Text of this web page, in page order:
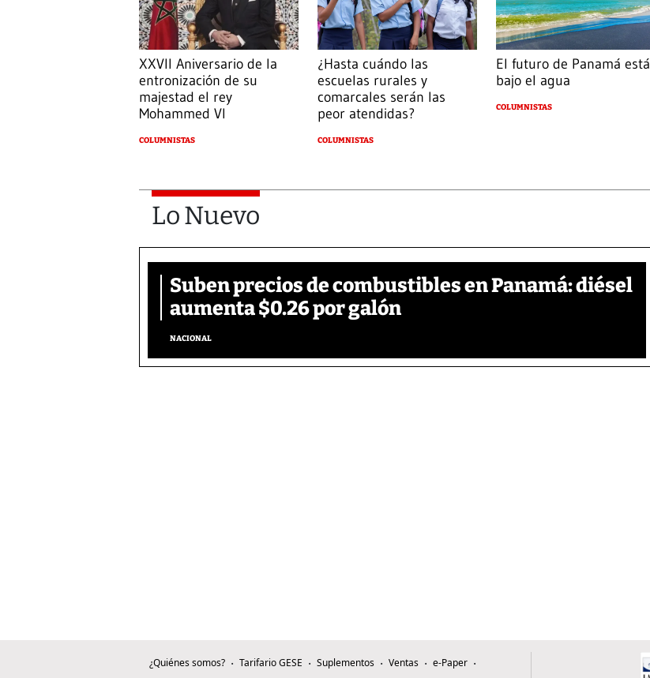
XXVII Aniversario de la
entronización de su
majestad el rey
Mohammed VI
COLUMNISTAS
¿Hasta cuándo las
escuelas rurales y
comarcales serán las
peor atendidas?
COLUMNISTAS
El futuro de Panamá está
bajo el agua
COLUMNISTAS
Lo Nuevo
Suben precios de combustibles en Panamá: diésel
aumenta $0.26 por galón
NACIONAL
¿Quiénes somos? Tarifario GESE Suplementos Ventas
e-Paper